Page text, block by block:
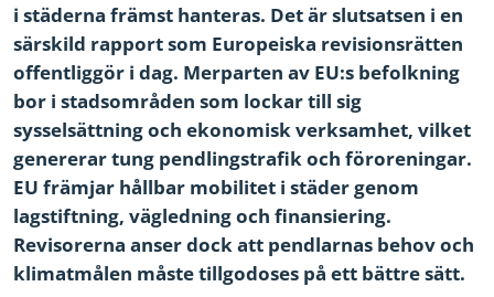
i städerna främst hanteras. Det är slutsatsen i en
särskild rapport som Europeiska revisionsrätten
offentliggör i dag. Merparten av EU:s befolkning
bor i stadsområden som lockar till sig
sysselsättning och ekonomisk verksamhet, vilket
genererar tung pendlingstrafik och föroreningar.
EU främjar hållbar mobilitet i städer genom
lagstiftning, vägledning och finansiering.
Revisorerna anser dock att pendlarnas behov och
klimatmålen måste tillgodoses på ett bättre sätt.